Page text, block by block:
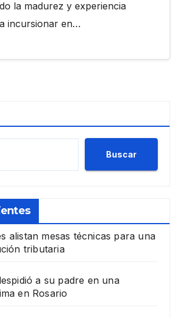
la madurez y experiencia
incursionar en…
Buscar
alistan mesas técnicas para una
tributaria
a su padre en una
en Rosario